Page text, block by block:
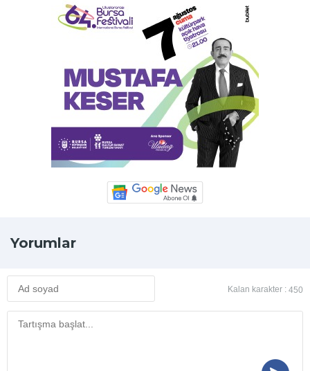
Yorumlar
Kalan karakter : 450